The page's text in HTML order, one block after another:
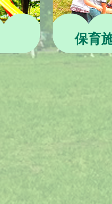
保育